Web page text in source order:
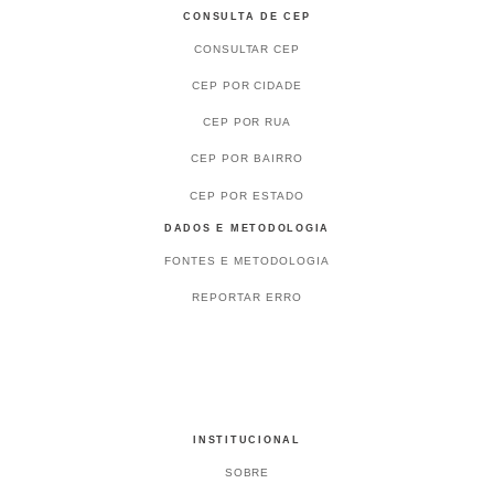
CONSULTA DE CEP
CONSULTAR CEP
CEP POR CIDADE
CEP POR RUA
CEP POR BAIRRO
CEP POR ESTADO
DADOS E METODOLOGIA
FONTES E METODOLOGIA
REPORTAR ERRO
INSTITUCIONAL
SOBRE